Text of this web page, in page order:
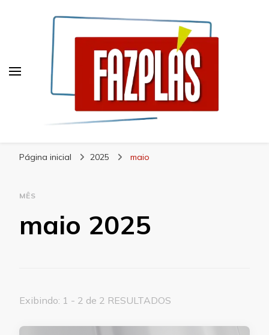
Página inicial 2025 maio
MÊS
maio 2025
Exibindo: 1 - 2 de 2 RESULTADOS